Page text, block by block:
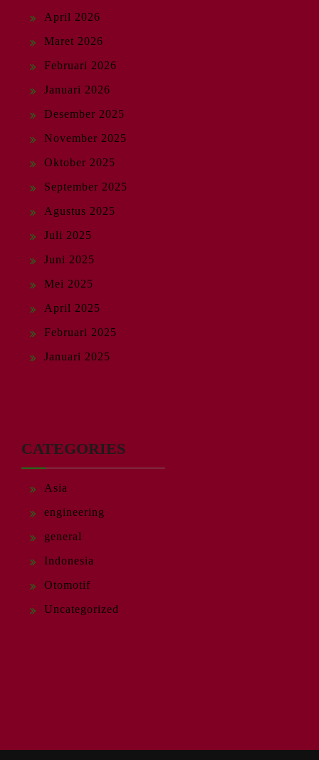
April 2026
Maret 2026
Februari 2026
Januari 2026
Desember 2025
November 2025
Oktober 2025
September 2025
Agustus 2025
Juli 2025
Juni 2025
Mei 2025
April 2025
Februari 2025
Januari 2025
CATEGORIES
Asia
engineering
general
Indonesia
Otomotif
Uncategorized